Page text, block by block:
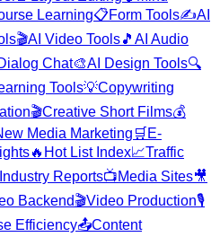
Learning📋Form Tools✍️AI
🎬AI Video Tools🎵 AI Audio
Chat🎨AI Design Tools🔍
Tools💡Copywriting
🎬Creative Short Films💰
Media Marketing 🛒 E-
🔥 Hot List Index📈Traffic
Industry Reports📺Media Sites🎥
Backend🎬Video Production🎙️
Efficiency📤Content